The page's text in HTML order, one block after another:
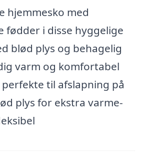
hjemmesko med
fødder i disse hyggelige
blød plys og behagelig
varm og komfortabel
til afslapning på
plys for ekstra varme-